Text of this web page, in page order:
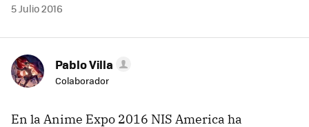
5 Julio 2016
Pablo Villa
Colaborador
En la Anime Expo 2016 NIS America ha